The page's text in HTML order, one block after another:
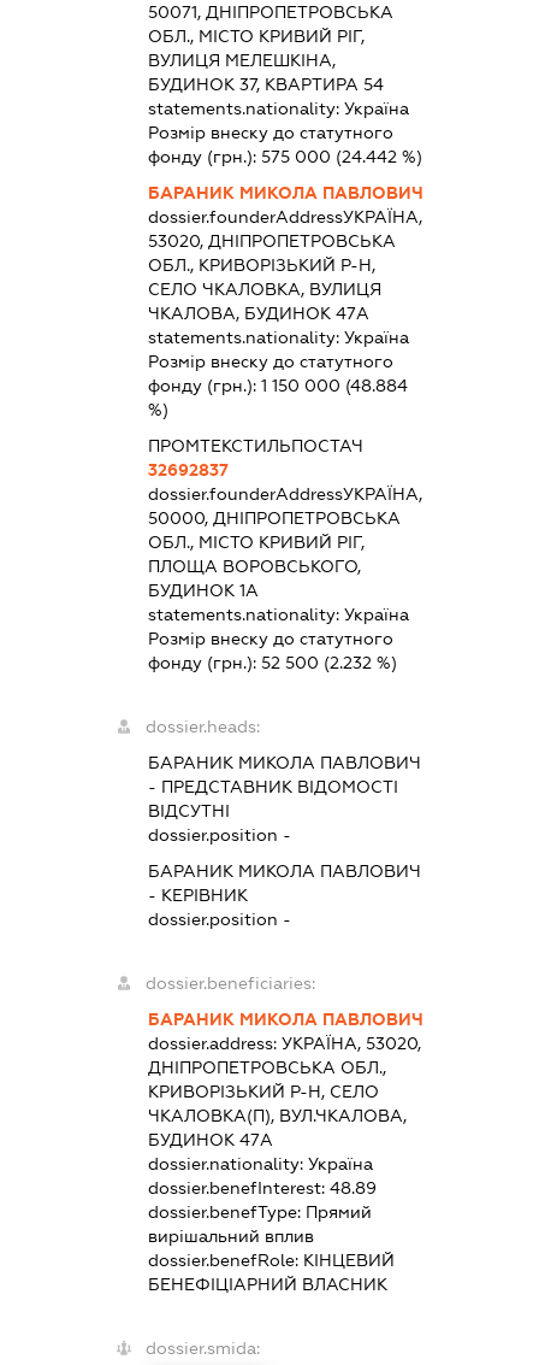
50071, ДНІПРОПЕТРОВСЬКА
ОБЛ., МІСТО КРИВИЙ РІГ,
ВУЛИЦЯ МЕЛЕШКІНА,
БУДИНОК 37, КВАРТИРА 54
statements.nationality:Україна
Розмір внеску до статутного
фонду (грн.):575 000 (24.442 %)
БАРАНИК МИКОЛА ПАВЛОВИЧ
dossier.founderAddressУКРАЇНА,
53020, ДНІПРОПЕТРОВСЬКА
ОБЛ., КРИВОРІЗЬКИЙ Р-Н,
СЕЛО ЧКАЛОВКА, ВУЛИЦЯ
ЧКАЛОВА, БУДИНОК 47А
statements.nationality:Україна
Розмір внеску до статутного
фонду (грн.):1 150 000 (48.884
%)
ПРОМТЕКСТИЛЬПОСТАЧ
32692837
dossier.founderAddressУКРАЇНА,
50000, ДНІПРОПЕТРОВСЬКА
ОБЛ., МІСТО КРИВИЙ РІГ,
ПЛОЩА ВОРОВСЬКОГО,
БУДИНОК 1А
statements.nationality:Україна
Розмір внеску до статутного
фонду (грн.):52 500 (2.232 %)
dossier.heads:
БАРАНИК МИКОЛА ПАВЛОВИЧ
- ПРЕДСТАВНИК ВІДОМОСТІ
ВІДСУТНІ
dossier.position -
БАРАНИК МИКОЛА ПАВЛОВИЧ
- КЕРІВНИК
dossier.position -
dossier.beneficiaries:
БАРАНИК МИКОЛА ПАВЛОВИЧ
dossier.address:УКРАЇНА, 53020,
ДНІПРОПЕТРОВСЬКА ОБЛ.,
КРИВОРІЗЬКИЙ Р-Н, СЕЛО
ЧКАЛОВКА(П), ВУЛ.ЧКАЛОВА,
БУДИНОК 47А
dossier.nationality:Україна
dossier.benefInterest:48.89
dossier.benefType: Прямий
вирішальний вплив
dossier.benefRole: КІНЦЕВИЙ
БЕНЕФІЦІАРНИЙ ВЛАСНИК
dossier.smida: